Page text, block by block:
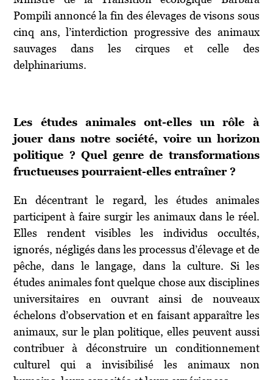
Pompili annoncé la fin des élevages de visons sous
cinq ans, l’interdiction progressive des animaux
sauvages dans les cirques et celle des
delphinariums.
Les études animales ont-elles un rôle à
jouer dans notre société, voire un horizon
politique ? Quel genre de transformations
fructueuses pourraient-elles entraîner ?
En décentrant le regard, les études animales
participent à faire surgir les animaux dans le réel.
Elles rendent visibles les individus occultés,
ignorés, négligés dans les processus d’élevage et de
pêche, dans le langage, dans la culture. Si les
études animales font quelque chose aux disciplines
universitaires en ouvrant ainsi de nouveaux
échelons d’observation et en faisant apparaître les
animaux, sur le plan politique, elles peuvent aussi
contribuer à déconstruire un conditionnement
culturel qui a invisibilisé les animaux non